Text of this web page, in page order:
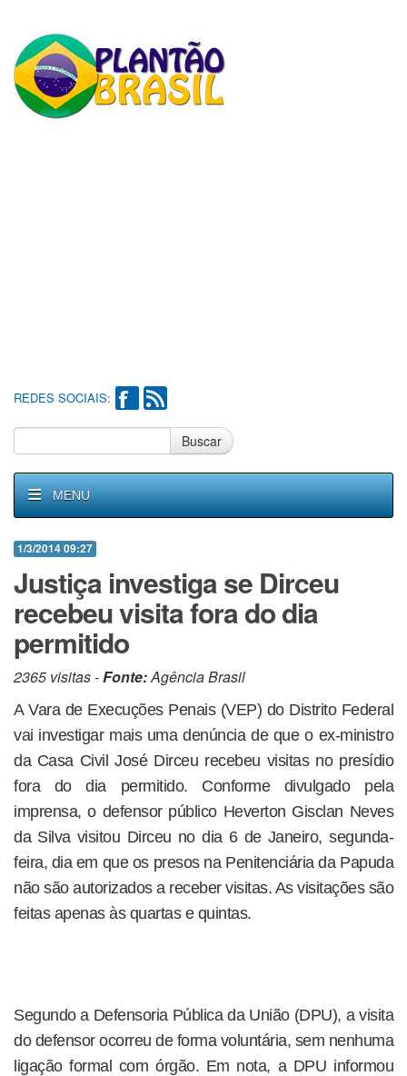
REDES SOCIAIS:
Buscar
MENU
1/3/2014 09:27
Justiça investiga se Dirceu
recebeu visita fora do dia
permitido
2365 visitas -Fonte:Agência Brasil
A Vara de Execuções Penais (VEP) do Distrito Federal
vai investigar mais uma denúncia de que o ex-ministro
da Casa Civil José Dirceu recebeu visitas no presídio
fora do dia permitido. Conforme divulgado pela
imprensa, o defensor público Heverton Gisclan Neves
da Silva visitou Dirceu no dia 6 de Janeiro, segunda-
feira, dia em que os presos na Penitenciária da Papuda
não são autorizados a receber visitas. As visitações são
feitas apenas às quartas e quintas.
Segundo a Defensoria Pública da União (DPU), a visita
do defensor ocorreu de forma voluntária, sem nenhuma
ligação formal com órgão. Em nota, a DPU informou